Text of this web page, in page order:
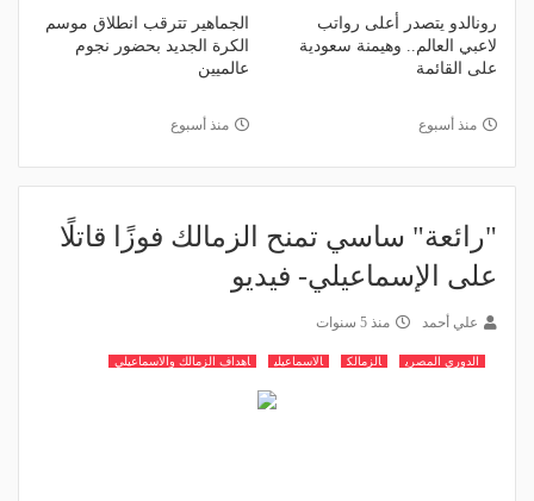
رونالدو يتصدر أعلى رواتب
لاعبي العالم.. وهيمنة سعودية
على القائمة
منذ أسبوع
الجماهير تترقب انطلاق موسم
الكرة الجديد بحضور نجوم
عالميين
منذ أسبوع
"رائعة" ساسي تمنح الزمالك فوزًا قاتلًا
على الإسماعيلي- فيديو
علي أحمد منذ 5 سنوات
الدوري المصري الزمالك الاسماعيلي اهداف الزمالك والاسماعيلي